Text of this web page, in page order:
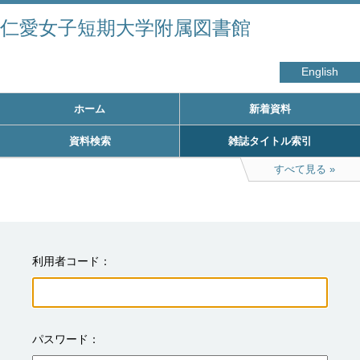
仁愛女子短期大学附属図書館
English
ホーム 新着資料
資料検索 雑誌タイトル索引
すべて見る
利用者コード
パスワード